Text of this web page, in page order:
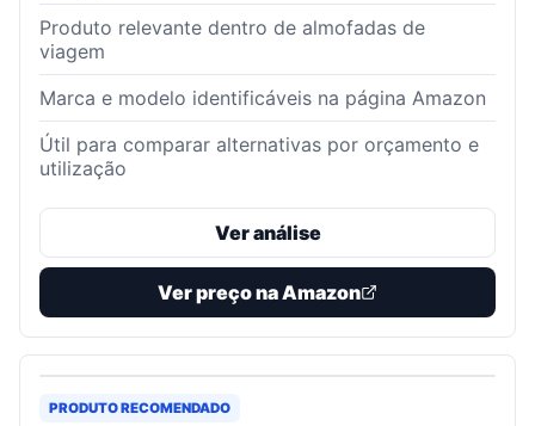
Produto relevante dentro de almofadas de
viagem
Marca e modelo identificáveis na página Amazon
Útil para comparar alternativas por orçamento e
utilização
Ver análise
Ver preço na Amazon
PRODUTO RECOMENDADO